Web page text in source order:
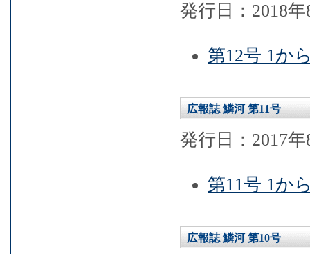
発行日：2018年
第12号 1か
広報誌 鱗河 第11号
発行日：2017年
第11号 1か
広報誌 鱗河 第10号